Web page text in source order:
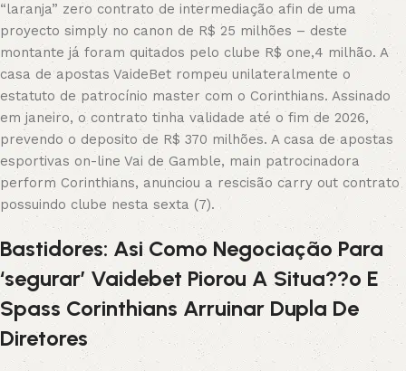
“laranja” zero contrato de intermediação afin de uma
proyecto simply no canon de R$ 25 milhões – deste
montante já foram quitados pelo clube R$ one,4 milhão. A
casa de apostas VaideBet rompeu unilateralmente o
estatuto de patrocínio master com o Corinthians. Assinado
em janeiro, o contrato tinha validade até o fim de 2026,
prevendo o deposito de R$ 370 milhões. A casa de apostas
esportivas on-line Vai de Gamble, main patrocinadora
perform Corinthians, anunciou a rescisão carry out contrato
possuindo clube nesta sexta (7).
Bastidores: Asi Como Negociação Para
‘segurar’ Vaidebet Piorou A Situa??o E
Spass Corinthians Arruinar Dupla De
Diretores